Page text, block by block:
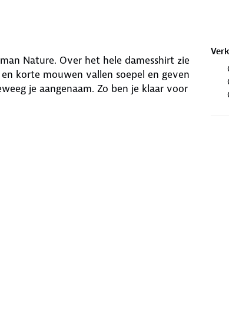
Nature. Over het hele damesshirt zie
korte mouwen vallen soepel en geven
je aangenaam. Zo ben je klaar voor
winkels. Wij geven er een nieuwe